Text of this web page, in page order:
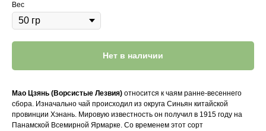
Вес
Нет в наличии
Мао Цзянь (Ворсистые Лезвия) относится к чаям ранне-весеннего
сбора. Изначально чай происходил из округа Синьян китайской
провинции Хэнань. Мировую известность он получил в 1915 году на
Панамской Всемирной Ярмарке. Со временем этот сорт